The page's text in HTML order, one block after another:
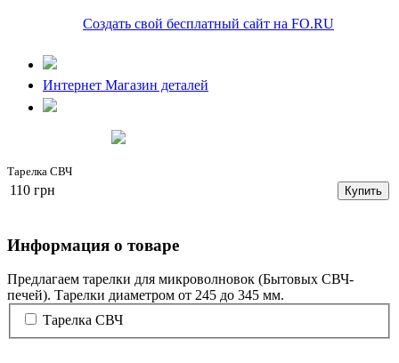
Создать свой бесплатный сайт на FO.RU
Интернет Магазин деталей
Тарелка СВЧ
110 грн Купить
Информация о товаре
Предлагаем тарелки для микроволновок (Бытовых СВЧ-
печей). Тарелки диаметром от 245 до 345 мм.
Тарелка СВЧ